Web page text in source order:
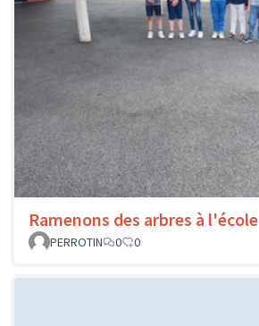
Ramenons des arbres à l'école
PERROTIN
0 0